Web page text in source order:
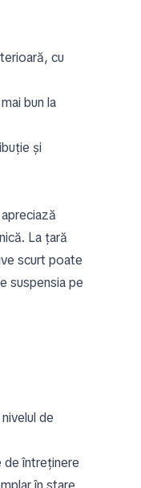
cu
bun la
și
La țară
scurt poate
suspensia pe
de
întreținere